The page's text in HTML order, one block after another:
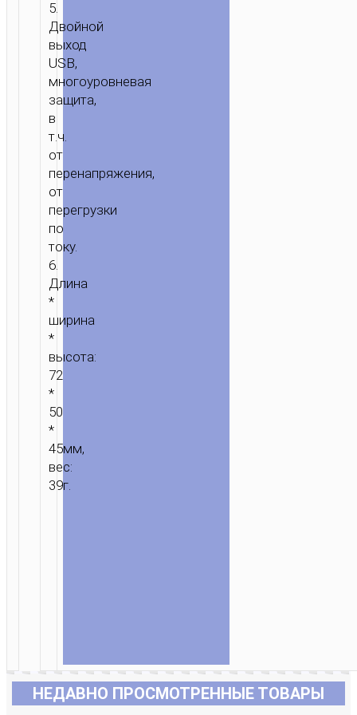
5.
Двойной
выход
USB,
многоуровневая
защита,
в
т.ч.
от
перенапряжения,
от
перегрузки
по
току.
6.
Длина
*
ширина
*
высота:
72
*
50
*
45мм,
вес:
39г.
НЕДАВНО ПРОСМОТРЕННЫЕ ТОВАРЫ